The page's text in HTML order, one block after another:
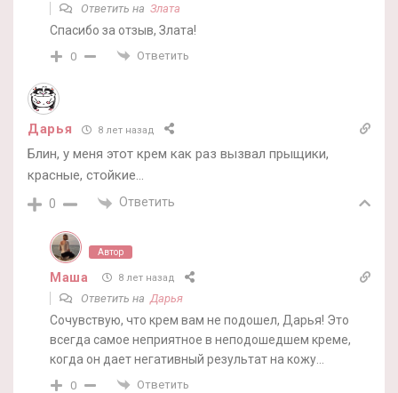
Ответить на Злата
Спасибо за отзыв, Злата!
0 Ответить
Дарья 8 лет назад
Блин, у меня этот крем как раз вызвал прыщики,
красные, стойкие…
0 Ответить
Автор
Маша 8 лет назад
Ответить на Дарья
Сочувствую, что крем вам не подошел, Дарья! Это
всегда самое неприятное в неподошедшем креме,
когда он дает негативный результат на кожу…
0 Ответить